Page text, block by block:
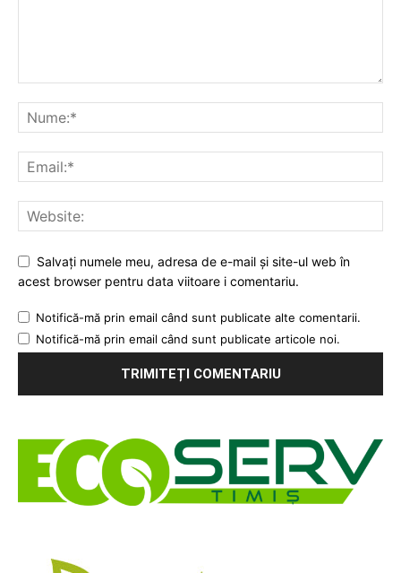
Salvați numele meu, adresa de e-mail și site-ul web în
acest browser pentru data viitoare i comentariu.
Notifică-mă prin email când sunt publicate alte comentarii.
Notifică-mă prin email când sunt publicate articole noi.